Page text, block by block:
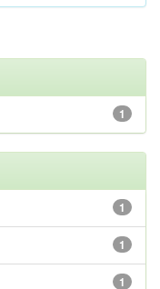
1
1
1
1